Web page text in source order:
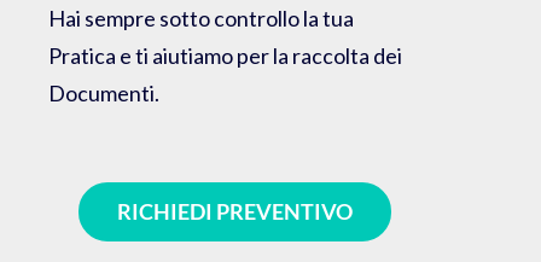
Hai sempre sotto controllo la tua
Pratica e ti aiutiamo per la raccolta dei
Documenti.
RICHIEDI PREVENTIVO